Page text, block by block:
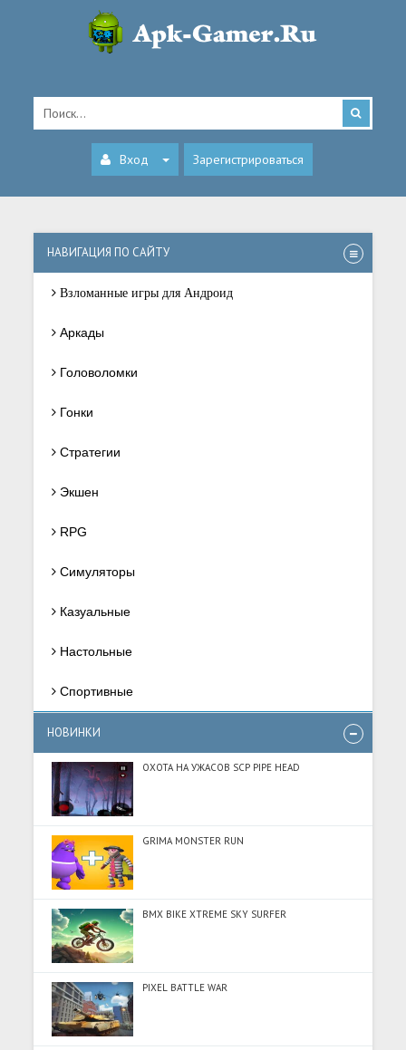
Вход Зарегистрироваться
НАВИГАЦИЯ ПО САЙТУ
Взломанные игры для Андроид
Аркады
Головоломки
Гонки
Стратегии
Экшен
RPG
Симуляторы
Казуальные
Настольные
Спортивные
НОВИНКИ
ОХОТА НА УЖАСОВ SCP PIPE HEAD
GRIMA MONSTER RUN
BMX BIKE XTREME SKY SURFER
PIXEL BATTLE WAR